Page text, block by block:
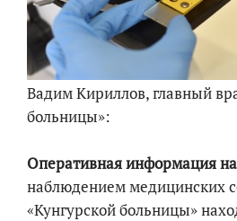
Вадим Кириллов, главный
больницы»:
Оперативная информация
наблюдением медицинских
«Кунгурской больницы»